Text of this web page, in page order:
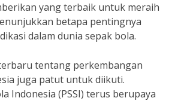
yang terbaik untuk meraih
betapa pentingnya
dalam dunia sepak bola.
tentang perkembangan
juga patut untuk diikuti.
Indonesia (PSSI) terus berupaya